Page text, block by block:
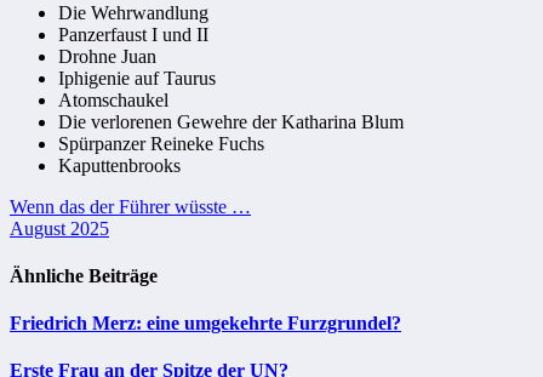
Die Wehrwandlung
Panzerfaust I und II
Drohne Juan
Iphigenie auf Taurus
Atomschaukel
Die verlorenen Gewehre der Katharina Blum
Spürpanzer Reineke Fuchs
Kaputtenbrooks
Beitragsnavigation
Wenn das der Führer wüsste …
August 2025
Ähnliche Beiträge
Friedrich Merz: eine umgekehrte Furzgrundel?
Erste Frau an der Spitze der UN?